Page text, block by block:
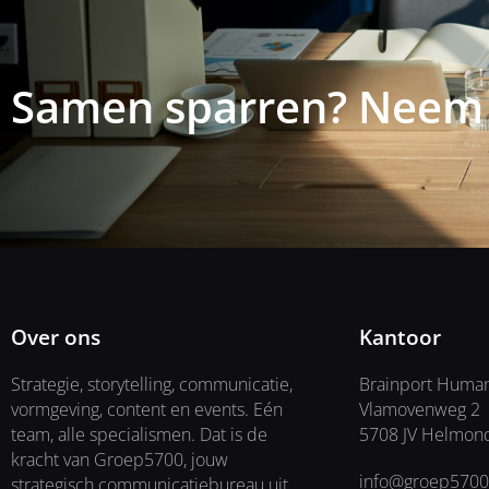
gewoontes? En misschien nog wel belangrijker:
hoe verander je ze? Tijdens de opleiding van
Gedragsland leerde Frederique hoe je gedrag
op een wetenschappelijke én praktische
manier kunt beïnvloeden. En het bleef niet bij
theorie alleen, ze ging...
precies!
kan nu
maken,
ook
helpen
Samen sparren?
Over ons
Strategie, storytelling, communicatie,
vormgeving, content en events. Eén
team, alle specialismen. Dat is de
kracht van Groep5700, jouw
Kantoor
Brainport
Vlamovenweg 2
5708 JV